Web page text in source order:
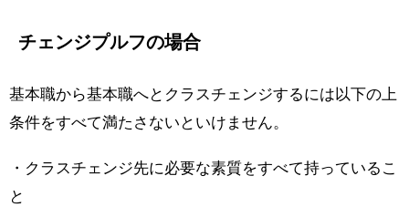
チェンジプルフの場合
基本職から基本職へとクラスチェンジするには以下の上
条件をすべて満たさないといけません。
・クラスチェンジ先に必要な素質をすべて持っているこ
と